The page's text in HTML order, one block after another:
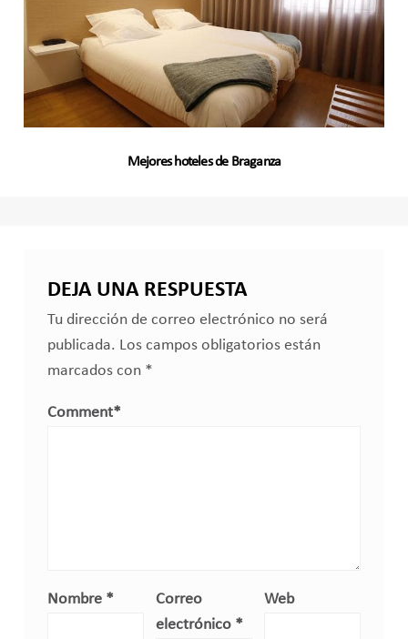
Mejores hoteles de Braganza
DEJA UNA RESPUESTA
Tu dirección de correo electrónico no será
publicada. Los campos obligatorios están
marcados con *
Comment*
Nombre *
Correo
electrónico *
Web